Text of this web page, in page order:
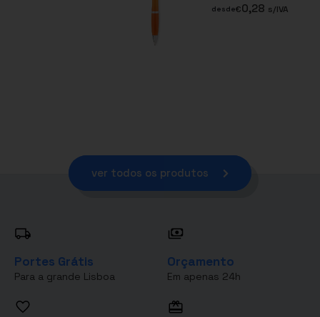
desde€0,28 s/IVA
ver todos os produtos
Portes Grátis
Para a grande Lisboa
Orçamento
Em apenas 24h